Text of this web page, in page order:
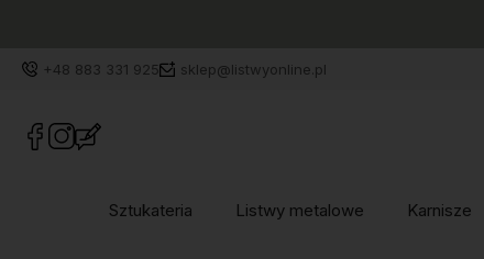
+48 883 331 925 sklep@listwyonline.pl
Sztukateria Listwy metalowe Karnisze